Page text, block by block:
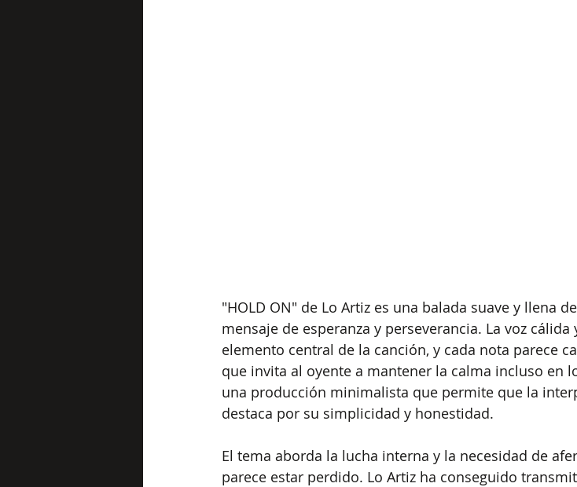
"HOLD ON" de Lo Artiz es una balada suave y llena
mensaje de esperanza y perseverancia. La voz cálida
elemento central de la canción, y cada nota parece
que invita al oyente a mantener la calma incluso en
una producción minimalista que permite que la
destaca por su simplicidad y honestidad.
El tema aborda la lucha interna y la necesidad de
parece estar perdido. Lo Artiz ha conseguido